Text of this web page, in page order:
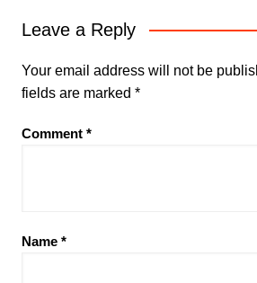
Leave a Reply
Your email address will not be
fields are marked *
Comment *
Name *